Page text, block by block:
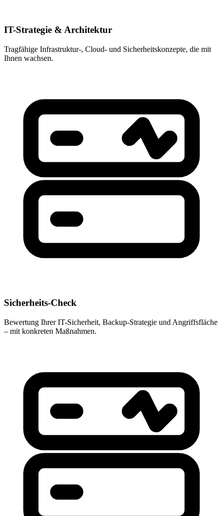
IT-Strategie & Architektur
Tragfähige Infrastruktur-, Cloud- und Sicherheitskonzepte, die mit
Ihnen wachsen.
Sicherheits-Check
Bewertung Ihrer IT-Sicherheit, Backup-Strategie und Angriffsfläche
– mit konkreten Maßnahmen.